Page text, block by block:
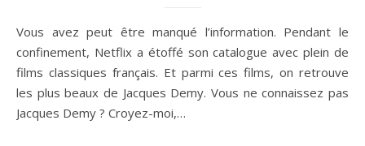
Vous avez peut être manqué l’information. Pendant le
confinement, Netflix a étoffé son catalogue avec plein de
films classiques français. Et parmi ces films, on retrouve
les plus beaux de Jacques Demy. Vous ne connaissez pas
Jacques Demy ? Croyez-moi,…